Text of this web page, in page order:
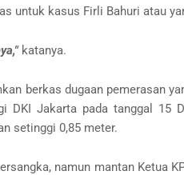
untuk kasus Firli Bahuri atau
katanya.
berkas dugaan pemerasan
DKI Jakarta pada tanggal 15
setinggi 0,85 meter.
namun mantan Ketua